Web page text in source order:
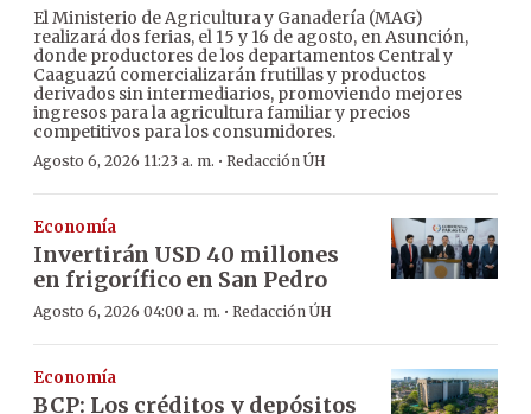
El Ministerio de Agricultura y Ganadería (MAG)
realizará dos ferias, el 15 y 16 de agosto, en Asunción,
donde productores de los departamentos Central y
Caaguazú comercializarán frutillas y productos
derivados sin intermediarios, promoviendo mejores
ingresos para la agricultura familiar y precios
competitivos para los consumidores.
Agosto 6, 2026 11:23 a. m. · Redacción ÚH
Economía
Invertirán USD 40 millones
en frigorífico en San Pedro
Agosto 6, 2026 04:00 a. m. · Redacción ÚH
Economía
BCP: Los créditos y depósitos